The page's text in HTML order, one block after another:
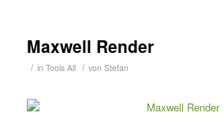
Maxwell Render
/ in Tools All / von Stefan